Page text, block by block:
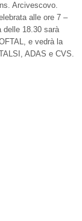
Arcivescovo.
alle ore 7 –
delle 18.30 sarà
e vedrà la
ADAS e CVS.